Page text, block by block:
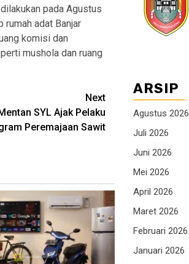
pada Agustus
rumah adat Banjar
komisi dan
mushola dan ruang
Next
SYL Ajak Pelaku
Peremajaan Sawit
ARSIP
Agustus 2026
Juli 2026
Juni 2026
Mei 2026
April 2026
Maret 2026
Februari 2026
Januari 2026